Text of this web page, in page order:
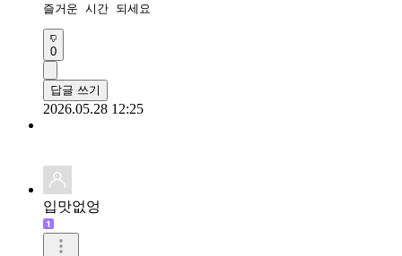
즐거운 시간 되세요
0
답글 쓰기
2026.05.28 12:25
입맛없엉